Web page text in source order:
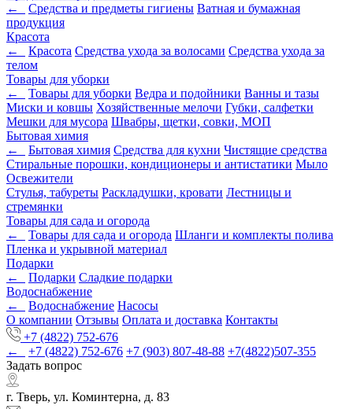
←
Средства и предметы гигиены Ватная и бумажная
продукция
Красота
←
Красота Средства ухода за волосами Средства ухода за
телом
Товары для уборки
←
Товары для уборки Ведра и подойники Ванны и тазы
Миски и ковшы Хозяйственные мелочи Губки, салфетки
Мешки для мусора Швабры, щетки, совки, МОП
Бытовая химия
←
Бытовая химия Средства для кухни Чистящие средства
Стиральные порошки, кондиционеры и антистатики Мыло
Освежители
Стулья, табуреты Раскладушки, кровати Лестницы и
стремянки
Товары для сада и огорода
←
Товары для сада и огорода Шланги и комплекты полива
Пленка и укрывной материал
Подарки
←
Подарки Cладкие подарки
Водоснабжение
←
Водоснабжение Насосы
О компании Отзывы Оплата и доставка Контакты
+7 (4822) 752-676
←
+7 (4822) 752-676 +7 (903) 807-48-88 +7(4822)507-355
Задать вопрос
г. Тверь, ул. Коминтерна, д. 83